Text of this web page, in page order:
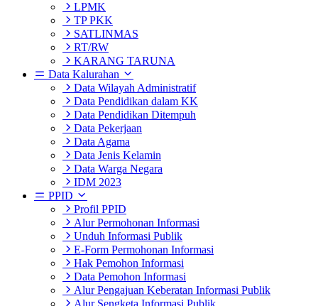
LPMK
TP PKK
SATLINMAS
RT/RW
KARANG TARUNA
Data Kalurahan
Data Wilayah Administratif
Data Pendidikan dalam KK
Data Pendidikan Ditempuh
Data Pekerjaan
Data Agama
Data Jenis Kelamin
Data Warga Negara
IDM 2023
PPID
Profil PPID
Alur Permohonan Informasi
Unduh Informasi Publik
E-Form Permohonan Informasi
Hak Pemohon Informasi
Data Pemohon Informasi
Alur Pengajuan Keberatan Informasi Publik
Alur Sengketa Informasi Publik